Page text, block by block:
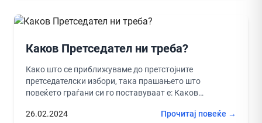
Каков Претседател ни треба?
Како што се приближуваме до претстојните
претседателски избори, така прашањето што
повеќето граѓани си го поставуваат е: Каков
идеална шанса...
26.02.2024 Прочитај повеќе →